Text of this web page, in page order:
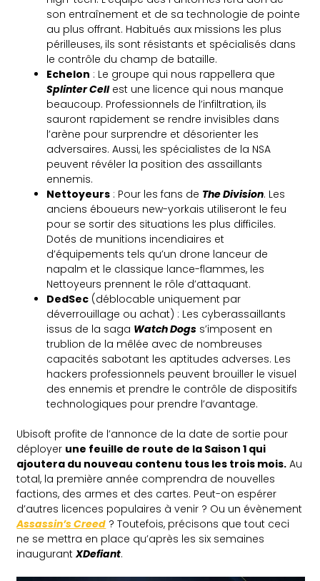
son entraînement et de sa technologie de pointe
au plus offrant. Habitués aux missions les plus
périlleuses, ils sont résistants et spécialisés dans
le contrôle du champ de bataille.
Echelon : Le groupe qui nous rappellera que
Splinter Cellest une licence qui nous manque
beaucoup. Professionnels de l’infiltration, ils
sauront rapidement se rendre invisibles dans
l’arène pour surprendre et désorienter les
adversaires. Aussi, les spécialistes de la NSA
peuvent révéler la position des assaillants
ennemis.
Nettoyeurs : Pour les fans de The Division. Les
anciens éboueurs new-yorkais utiliseront le feu
pour se sortir des situations les plus difficiles.
Dotés de munitions incendiaires et
d’équipements tels qu’un drone lanceur de
napalm et le classique lance-flammes, les
Nettoyeurs prennent le rôle d’attaquant.
DedSec (déblocable uniquement par
déverrouillage ou achat) : Les cyberassaillants
issus de la saga Watch Dogs s’imposent en
trublion de la mêlée avec de nombreuses
capacités sabotant les aptitudes adverses. Les
hackers professionnels peuvent brouiller le visuel
des ennemis et prendre le contrôle de dispositifs
technologiques pour prendre l’avantage.
Ubisoft profite de l’annonce de la date de sortie pour
déployer une feuille de route de la Saison 1 qui
ajoutera du nouveau contenu tous les trois mois. Au
total, la première année comprendra de nouvelles
factions, des armes et des cartes. Peut-on espérer
d’autres licences populaires à venir ? Ou un évènement
Assassin’s Creed ? Toutefois, précisons que tout ceci
ne se mettra en place qu’après les six semaines
inaugurantXDefiant.